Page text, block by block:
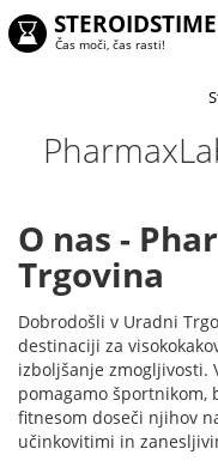
Čas moči, čas rasti!
O nas -
Trgovina
Dobrodošli v Uradni
destinaciji za
izboljšanje zmogljivosti.
pomagamo
fitnesom doseči njihov
učinkovitimi in